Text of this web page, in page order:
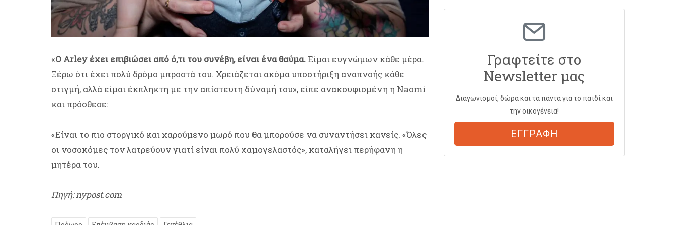
«Ο Arley έχει επιβιώσει από ό,τι του συνέβη, είναι ένα θαύμα.Είμαι ευγνώμων κάθε μέρα.
Ξέρω ότι έχει πολύ δρόμο μπροστά του. Χρειάζεται ακόμα υποστήριξη αναπνοής κάθε
στιγμή, αλλά είμαι έκπληκτη με την απίστευτη δύναμή του», είπε ανακουφισμένη η Naomi
και πρόσθεσε:
«Είναι το πιο στοργικό και χαρούμενο μωρό που θα μπορούσε να συναντήσει κανείς. «Όλες
οι νοσοκόμες τον λατρεύουν γιατί είναι πολύ χαμογελαστός», καταλήγει περήφανη η
μητέρα του.
Πηγή: nypost.com
Γραφτείτε στο
Newsletter μας
Διαγωνισμοί, δώρα και τα πάντα για το παιδί και
την οικογένεια!
ΕΓΓΡΑΦΗ